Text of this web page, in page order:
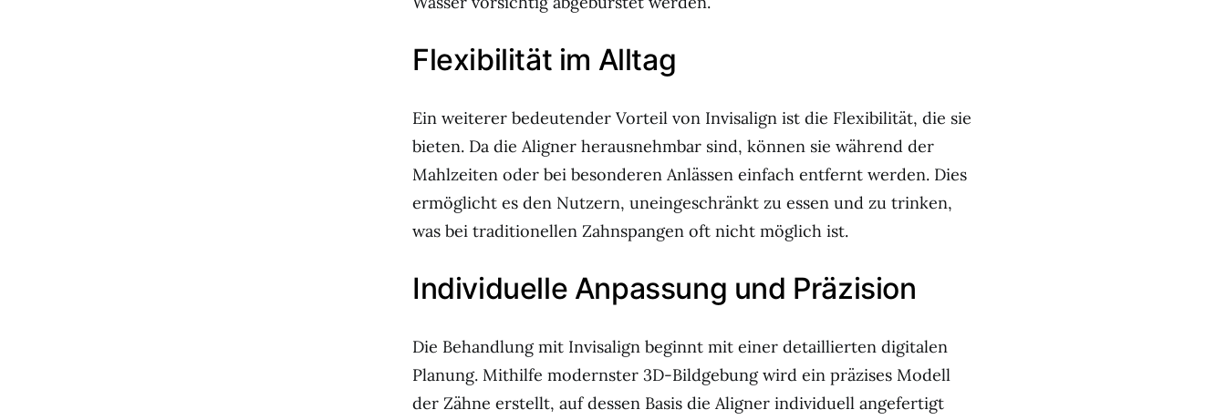
Flexibilität im Alltag
Ein weiterer bedeutender Vorteil von Invisalign ist die Flexibilität, die sie
bieten. Da die Aligner herausnehmbar sind, können sie während der
Mahlzeiten oder bei besonderen Anlässen einfach entfernt werden. Dies
ermöglicht es den Nutzern, uneingeschränkt zu essen und zu trinken,
was bei traditionellen Zahnspangen oft nicht möglich ist.
Individuelle Anpassung und Präzision
Die Behandlung mit Invisalign beginnt mit einer detaillierten digitalen
Planung. Mithilfe modernster 3D-Bildgebung wird ein präzises Modell
der Zähne erstellt, auf dessen Basis die Aligner individuell angefertigt